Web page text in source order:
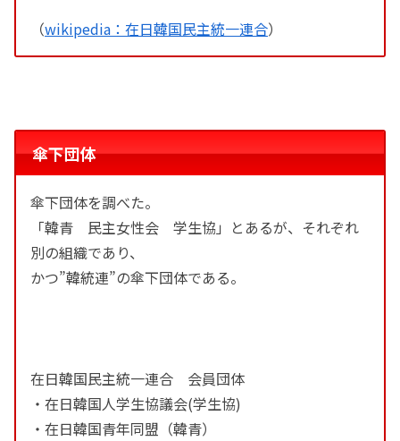
（wikipedia：在日韓国民主統一連合）
傘下団体
傘下団体を調べた。
「韓青 民主女性会 学生協」とあるが、それぞれ
別の組織であり、
かつ”韓統連”の傘下団体である。
在日韓国民主統一連合 会員団体
・在日韓国人学生協議会(学生協)
・在日韓国青年同盟（韓青）